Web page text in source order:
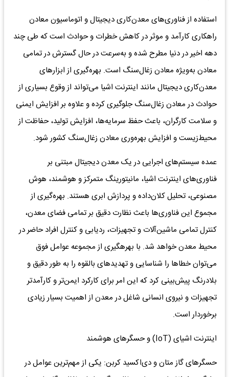
استفاده از فناوری‌های معدن‌کاری دیجیتال و اتوماسیون معادن
راهکاری کارآمد و موثر در کاهش خطرات و حوادث است که طی چند
دهه اخیر در دنیا مطرح شده و به‌سرعت در حال گسترش در تمامی
معادن به‌ویژه معادن زغال‌سنگ است. بهره‌گیری از ابزارهای
معدن‌کاری دیجیتال مانند اینترنت اشیا می‌تواند از وقوع بسیاری از
حوادث در معادن زغال‌سنگ جلوگیری کرده و علاوه بر افزایش ایمنی
و سلامت کارگران، باعث حفظ سرمایه‌ها، افزایش تولید، حفاظت از
محیط‌زیست و افزایش بهره‌وری معادن زغال‌سنگ کشور شود.
عمده سیستم‌های اجرایی در یک معدن دیجیتال مبتنی بر
فناوری‌های اینترنت اشیا، مانیتورینگ متمرکز و هوشمند، هوش
مصنوعی، تحلیل کلان‌داده و پردازش ابری هستند. بهره‌گیری از
مجموع این فناوری‌ها باعث نظارت دقیق بر تمامی فضای معدن،
کنترل تمامی ماشین‌آلات و تجهیزات، ردیابی و کنترل افراد حاضر در
محیط معدن خواهد شد. با بهره‎گیری از مجموعه عوامل فوق
می‌توان خطاها را شناسایی و تهدیدهای بالقوه را به طور دقیق و
بلادرنگ پیش‌بینی کرد که این امر برای کارکرد ایمن‌تر و کارآمدتر
تجهیزات و نیروی انسانی شاغل در معدن از اهمیت بسیار زیادی
برخوردار است.
اینترنت اشیای (IoT) و حسگرهای هوشمند
حسگرهای گاز متان و دی‌اکسید کربن: یکی از مهم‌ترین عوامل در